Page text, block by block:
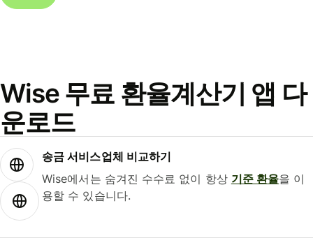
Wise 무료 환율계산기 앱 다
운로드
송금 서비스업체 비교하기
Wise에서는 숨겨진 수수료 없이 항상 기준 환율을 이
용할 수 있습니다.